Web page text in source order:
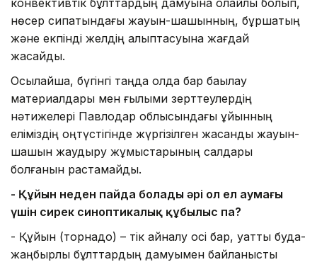
конвективтік бұлттардың дамуына қолайлы болып,
нөсер сипатындағы жауын-шашынның, бұршақтың
және екпінді желдің қалыптасуына жағдай
жасайды.
Осылайша, бүгінгі таңда қолда бар бақылау
материалдары мен ғылыми зерттеулердің
нәтижелері Павлодар облысындағы құйынның
еліміздің оңтүстігінде жүргізілген жасанды жауын-
шашын жаудыру жұмыстарының салдары
болғанын растамайды.
- Құйын неден пайда болады әрі ол ел аумағы
үшін сирек синоптикалық құбылыс па?
- Құйын (торнадо) – тік айналу осі бар, қуатты будақ-
жаңбырлы бұлттардың дамуымен байланысты